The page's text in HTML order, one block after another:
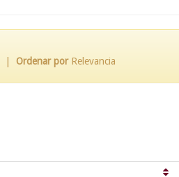
Ordenar por Relevancia